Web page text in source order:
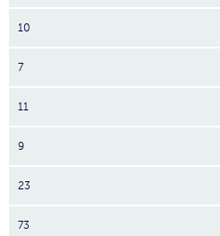
10
7
11
9
23
73